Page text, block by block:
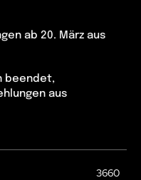
ab 20. März aus
beendet,
aus
3660